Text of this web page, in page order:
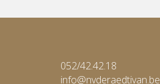
052/42.42.18
info@nvderaedtivan.be